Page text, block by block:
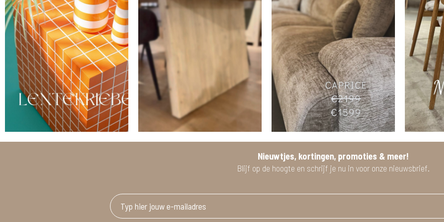
Nieuwtjes, kortingen, promoties & meer!
Blijf op de hoogte en schrijf je nu in voor onze nieuwsbrief.